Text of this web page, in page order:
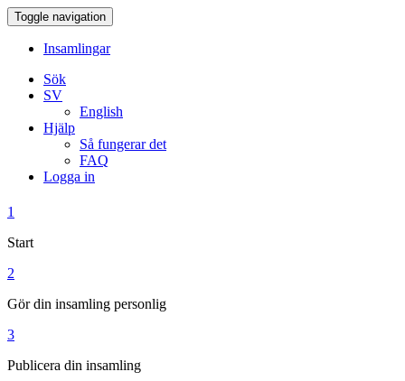
Toggle navigation
Insamlingar
Sök
SV
English
Hjälp
Så fungerar det
FAQ
Logga in
1
Start
2
Gör din insamling personlig
3
Publicera din insamling